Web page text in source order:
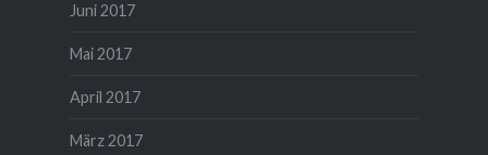
Juni 2017
Mai 2017
April 2017
März 2017